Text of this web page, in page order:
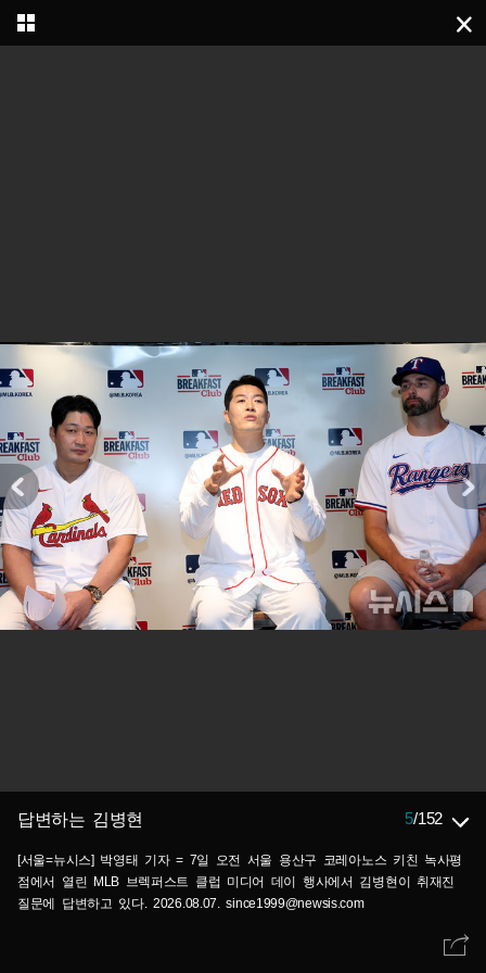
답변하는 김병현 5/152
[서울=뉴시스] 박영태 기자 = 7일 오전 서울 용산구 코레아노스 키친 녹사평
점에서 열린 MLB 브렉퍼스트 클럽 미디어 데이 행사에서 김병현이 취재진
질문에 답변하고 있다. 2026.08.07. since1999@newsis.com